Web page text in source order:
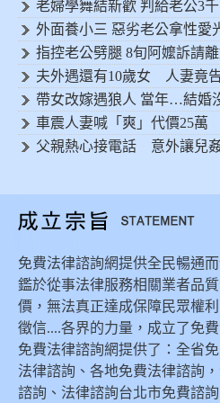
老婦學舞結新歡 判給老公3
外面養小三 惡劣老公拿性愛
指控老公劈腿 8旬阿嬤訴請
夫外遇還有10歲女 人妻竟
帶女改嫁遇狼人 當年…結婚
車震人妻喊「爽」代價25萬
父親熱心接電話 意外讓兒
免費法律諮詢網提供全民暢通
鑑於從事法律服務相關業者品
價，無法真正達成保障民眾權
徵信....各界的力量，成立了免
免費法律諮詢網提供了：全省
法律諮詢、各地免費法律諮詢
諮詢、法律諮詢台北市免費諮